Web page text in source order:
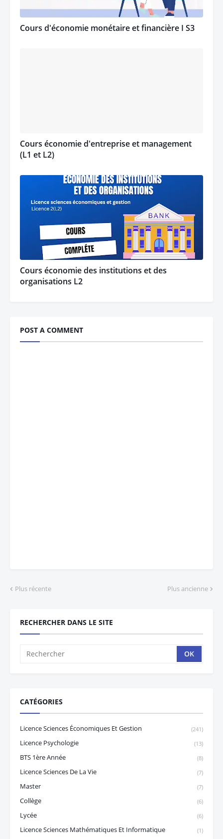
Cours d'économie monétaire et financière I S3
Cours économie d'entreprise et management
(L1 et L2)
Cours économie des institutions et des
organisations L2
POST A COMMENT
Plus récente Plus ancienne
RECHERCHER DANS LE SITE
CATÉGORIES
Licence Sciences Économiques Et Gestion (241)
Licence Psychologie (13)
BTS 1ère Année (8)
Licence Sciences De La Vie (7)
Master (7)
Collège (6)
Lycée (6)
Licence Sciences Mathématiques Et Informatique (1)